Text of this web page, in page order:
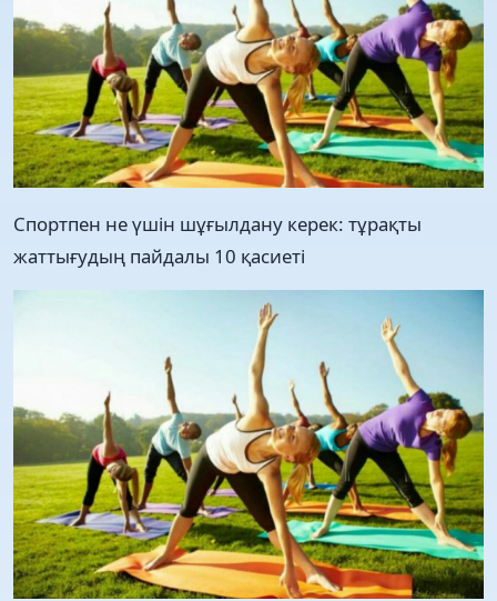
Спортпен не үшін шұғылдану керек: тұрақты
жаттығудың пайдалы 10 қасиеті